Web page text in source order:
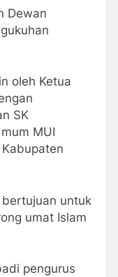
Dewan
oleh Ketua
SK
MUI
bertujuan untuk
umat Islam
pengurus